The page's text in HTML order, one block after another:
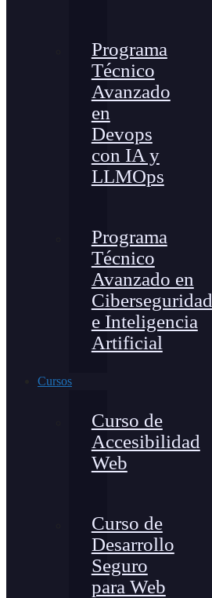
Programa
Técnico
Avanzado
en
Devops
con IA y
LLMOps
Programa
Técnico
Avanzado en
Ciberseguridad
e Inteligencia
Artificial
Cursos
Curso de
Accesibilidad
Web
Curso de
Desarrollo
Seguro
para Web